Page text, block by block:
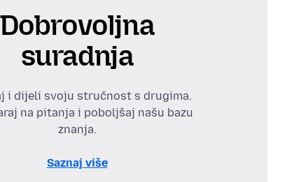
Dobrovoljna
suradnja
i dijeli svoju stručnost s drugima.
na pitanja i poboljšaj našu bazu
znanja.
Saznaj više